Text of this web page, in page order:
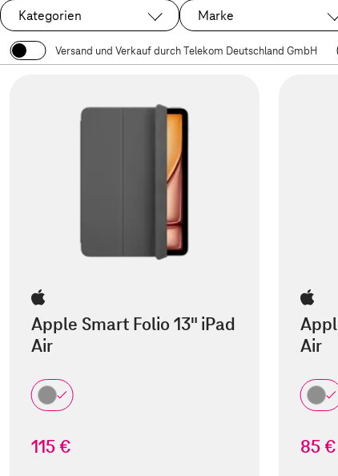
Kategorien Marke
Versand und Verkauf durch Telekom Deutschland GmbH
Apple Smart Folio 13" iPad
Air
115 €
Air
85 €